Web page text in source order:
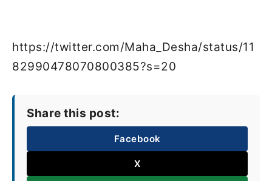
https://twitter.com/Maha_Desha/status/11
82990478070800385?s=20
Share this post:
Facebook
X